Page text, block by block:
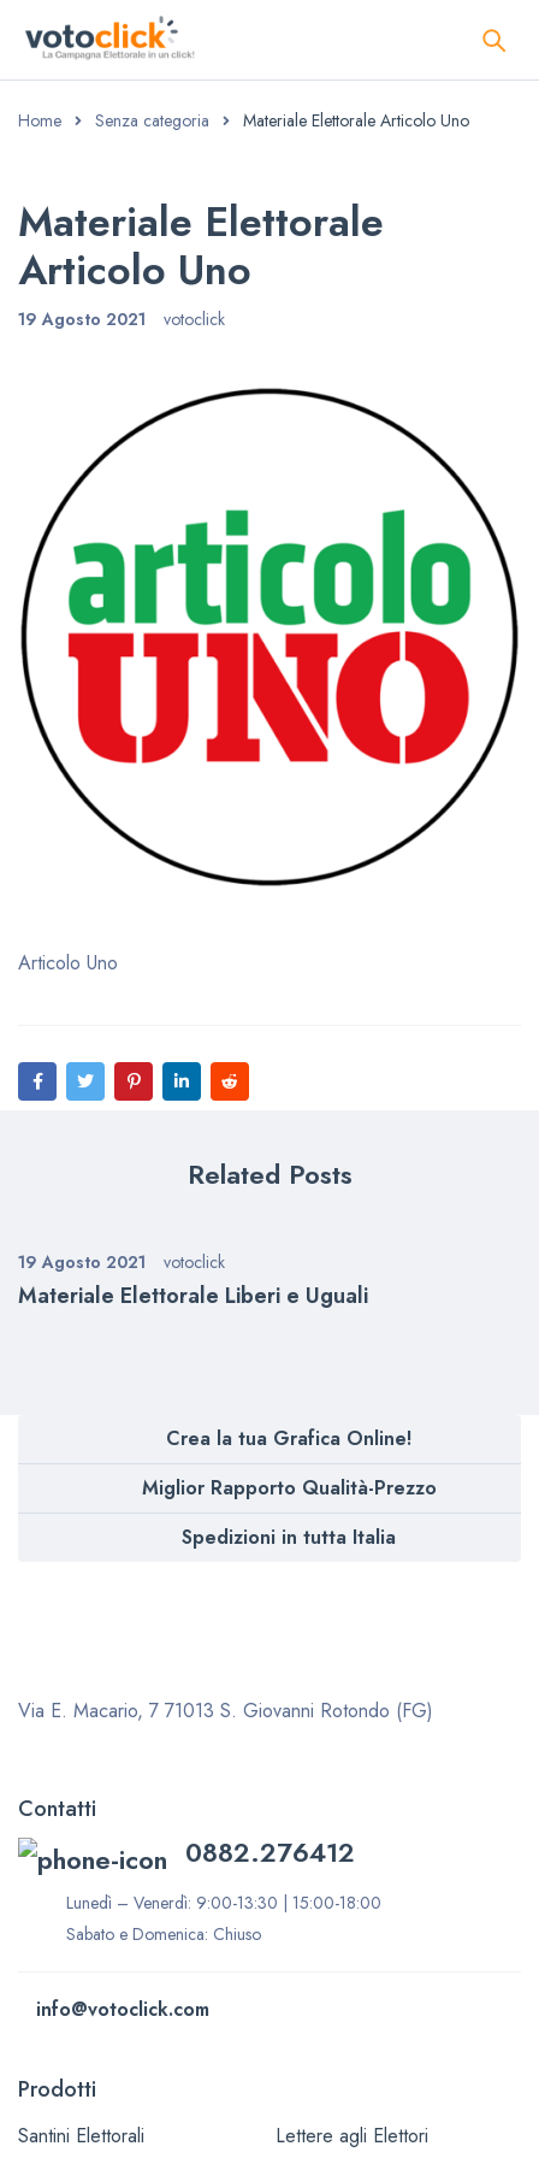
Home Senza categoria Materiale Elettorale Articolo Uno
Materiale Elettorale
Articolo Uno
19 Agosto 2021 votoclick
Articolo Uno
Related Posts
Materiale Elettorale Liberi e Uguali
19 Agosto 2021 votoclick
Crea la tua Grafica Online!
Miglior Rapporto Qualità-Prezzo
Spedizioni in tutta Italia
Via E. Macario, 7 71013 S. Giovanni Rotondo (FG)
Contatti
0882.276412
Lunedì – Venerdì: 9:00-13:30 | 15:00-18:00
Sabato e Domenica: Chiuso
info@votoclick.com
Prodotti
Santini Elettorali Lettere agli Elettori